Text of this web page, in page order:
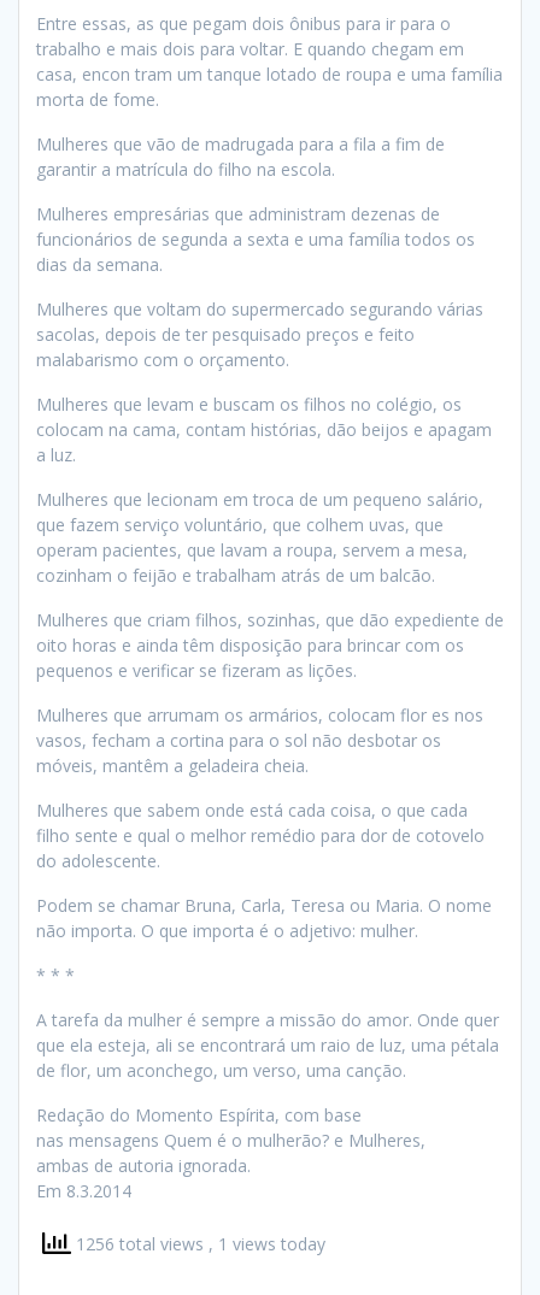
Entre essas, as que pegam dois ônibus para ir para o
trabalho e mais dois para voltar. E quando chegam em
casa, encon tram um tanque lotado de roupa e uma família
morta de fome.
Mulheres que vão de madrugada para a fila a fim de
garantir a matrícula do filho na escola.
Mulheres empresárias que administram dezenas de
funcionários de segunda a sexta e uma família todos os
dias da semana.
Mulheres que voltam do supermercado segurando várias
sacolas, depois de ter pesquisado preços e feito
malabarismo com o orçamento.
Mulheres que levam e buscam os filhos no colégio, os
colocam na cama, contam histórias, dão beijos e apagam
a luz.
Mulheres que lecionam em troca de um pequeno salário,
que fazem serviço voluntário, que colhem uvas, que
operam pacientes, que lavam a roupa, servem a mesa,
cozinham o feijão e trabalham atrás de um balcão.
Mulheres que criam filhos, sozinhas, que dão expediente de
oito horas e ainda têm disposição para brincar com os
pequenos e verificar se fizeram as lições.
Mulheres que arrumam os armários, colocam flor es nos
vasos, fecham a cortina para o sol não desbotar os
móveis, mantêm a geladeira cheia.
Mulheres que sabem onde está cada coisa, o que cada
filho sente e qual o melhor remédio para dor de cotovelo
do adolescente.
Podem se chamar Bruna, Carla, Teresa ou Maria. O nome
não importa. O que importa é o adjetivo: mulher.
* * *
A tarefa da mulher é sempre a missão do amor. Onde quer
que ela esteja, ali se encontrará um raio de luz, uma pétala
de flor, um aconchego, um verso, uma canção.
Redação do Momento Espírita, com base
nas mensagens Quem é o mulherão? e Mulheres,
ambas de autoria ignorada.
Em 8.3.2014
1256 total views , 1 views today